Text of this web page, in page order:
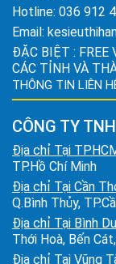
Hotline: 036 912
Email:
ĐẶC BIỆT : FREE
CÁC TỈNH VÀ
THÔNG TIN LIÊN
CÔNG TY
Địa chỉ Tại
TP.Hồ Chí Minh
Địa chỉ Tại Cần
Q.Bình Thủy,
Địa chỉ Tại Bình
Thới Hoà, Bến
Địa chỉ Tại Vũng